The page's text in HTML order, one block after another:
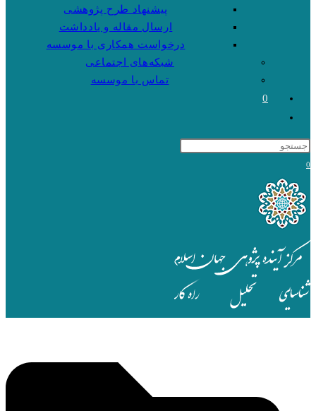
پیشنهاد طرح پژوهشی
ارسال مقاله و یادداشت
درخواست همکاری با موسسه
شبکه‌های اجتماعی
تماس با موسسه
0
search
0